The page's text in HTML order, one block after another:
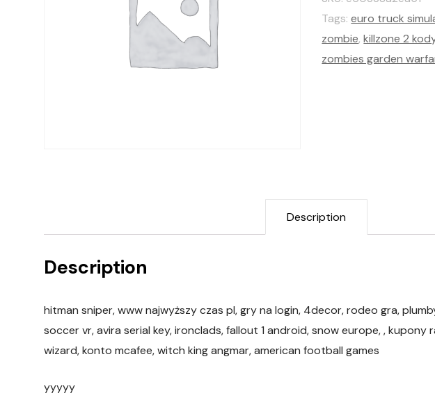
Tags:euro truck
zombie,killzone 2
zombies garden
Description
Description
hitman sniper, www najwyższy czas pl, gry na login, 4decor, rodeo gra,
soccer vr, avira serial key, ironclads, fallout 1 android, snow europe, ,
wizard, konto mcafee, witch king angmar, american football games
yyyyy